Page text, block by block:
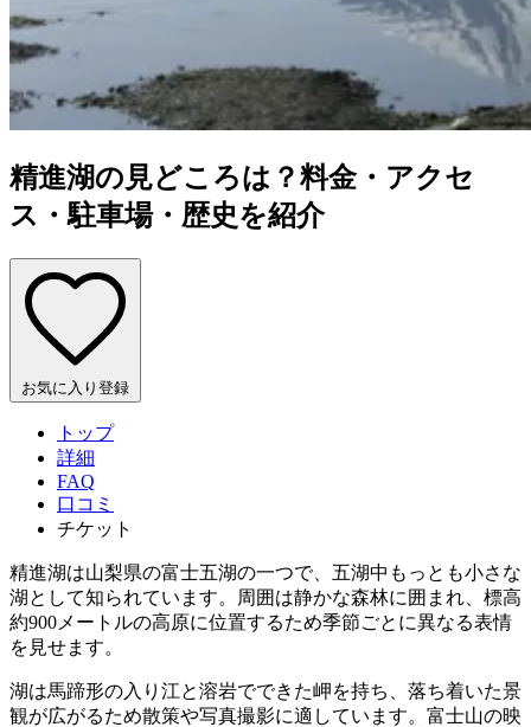
精進湖の見どころは？料金・アクセ
ス・駐車場・歴史を紹介
お気に入り登録
トップ
詳細
FAQ
口コミ
チケット
精進湖は山梨県の富士五湖の一つで、五湖中もっとも小さな
湖として知られています。周囲は静かな森林に囲まれ、標高
約900メートルの高原に位置するため季節ごとに異なる表情
を見せます。
湖は馬蹄形の入り江と溶岩でできた岬を持ち、落ち着いた景
観が広がるため散策や写真撮影に適しています。富士山の映